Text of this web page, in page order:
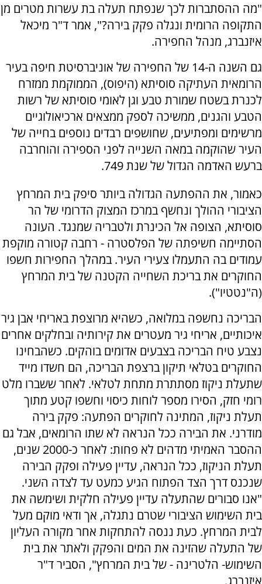
"מה ההסתברות לכך שנפתח תעלה בת עשרות מטרים מן
התקופה הרומית ונגלה פקק בירה?", אמר ד"ר מיכאל
איזנברג, מנהל החפירה.
גם השנה ה-14 של החפירה של אוניברסיטת חיפה בעיר
הרומאית העתיקה סוסיתא (היפוס), הממוקמת ממזרח
לכנרת בשטח שמורת טבע וגן לאומי סוסיתא של רשות
הטבע והגנים, ממשיכה לספק ממצאים ארכיאולוגיים
מרשימים ומפתיעים, שחושפים רבדים נוספים בחייה של
העיר שהוקמה במאה השנייה לפני הספירה והוחרבה
ברעש האדמה הגדול של שנת 749.
כאמור, את ההפתעה הגדולה ביותר סיפק בית המרחץ
הציבורי ההולך ונחשף במרכז המצוק הדרומי של הר
סוסיתא, הצופה אל הכינרת ולטבריה שמנגד. העונה
הסתיימה חשיפתה של הפלסטרה - רחבה קטורה מוקפת
עמודים בה התעמלו צעירי העיר. במהלך החפירות חשפו
החוקרים את בריכת השחייה הקטנה של בית המרחץ
(ה"נטטיו").
הבריכה נחשפה במלואה, כשהיא מרוצפת באריחי אבן גיר
איכותיים, אריחי גיר מעטרים את קירותיה ובחלקים אחרים
נצבע טיח הבריכה בצבעים אדומים בוהקים. כשהבחינו
החוקרים בטלאי תיקון ברצפת הבריכה, הם חשדו מייד
שתעלת ניקוז מסתתרת מתחת לטלאי. לאחר ששברו מלט
רומי חזק, הסירו מספר לוחות כיסוי וחשפו קטע מתוך
תעלת ניקוז, המתינה לחוקרים הפתעה: פקק בירה
מודרני. את הבירה ככל הנראה לא שתו הרומאים, אבל גם
ההסבר האמיתי מדהים לא פחות: לאחר כ-2000 שנים,
תעלת הניקוז, ככל הנראה, עדיין פעילה ופקק הבירה
שנכנס דרך הצד הפתוח הגיע כמעט עד לצדה השני.
"אנו סבורים שהתעלה עדיין פעילה חלקית ושימשה את
בית השימוש הציבורי שטרם נתגלה, אך ודאי מוקם מעל
לבית המרחץ. כעת ננסה להתחקות אחר מקורה העליון
של התעלה שהזינה את המים והפקק ולאתר את בית
השימוש- הלטרינה - של בית המרחץ", הסביר ד"ר